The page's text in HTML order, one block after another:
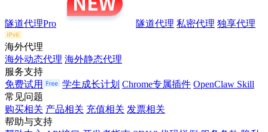
隧道代理Pro 隧道代理 私密代理 独享代理
海外代理
海外动态代理 海外静态代理
服务支持
免费试用
学生成长计划 Chrome专属插件 OpenClaw Skill
常见问题
购买相关 产品相关 充值相关 发票相关
帮助与支持